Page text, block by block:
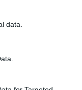
data.